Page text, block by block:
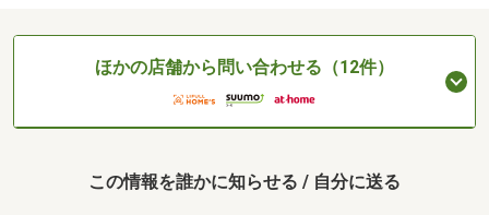
ほかの店舗から問い合わせる（12件）
この情報を誰かに知らせる / 自分に送る